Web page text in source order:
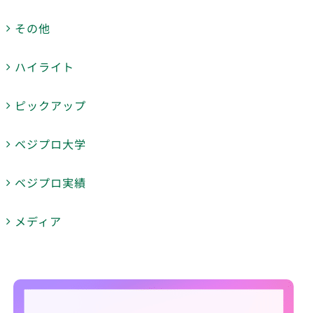
その他
ハイライト
ピックアップ
ベジプロ大学
ベジプロ実績
メディア